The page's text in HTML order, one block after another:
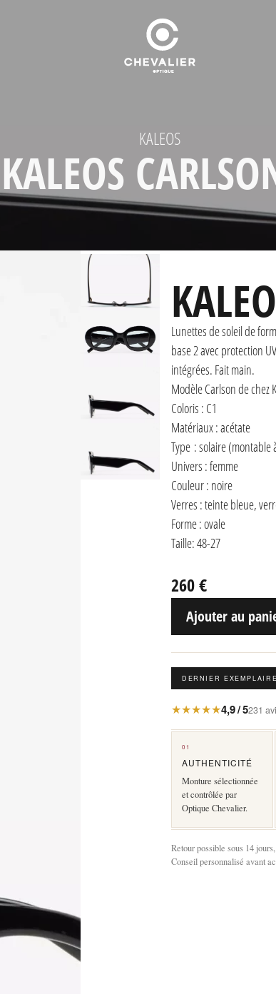
KALEOS
KALEOS
Lunettes de soleil de
base 2 avec protection
intégrées. Fait main.
Modèle Carlson de chez
Coloris : C1
Matériaux : acétate
Type : solaire (montable
Univers : femme
Couleur : noire
Verres : teinte bleue,
Forme : ovale
Taille: 48-27
260 €
Ajouter au
DERNIER
★★★★★4,9 / 5231
01
AUTHENTICITÉ
Monture sélectionnée
et contrôlée par
Optique Chevalier.
Retour possible sous 14
Conseil personnalisé avant